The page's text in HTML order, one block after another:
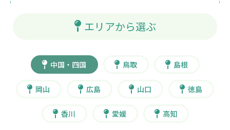
エリアから選ぶ
中国・四国 鳥取 島根
岡山 広島 山口 徳島
香川 愛媛 高知